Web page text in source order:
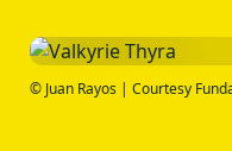
© Juan Rayos | Courtesy